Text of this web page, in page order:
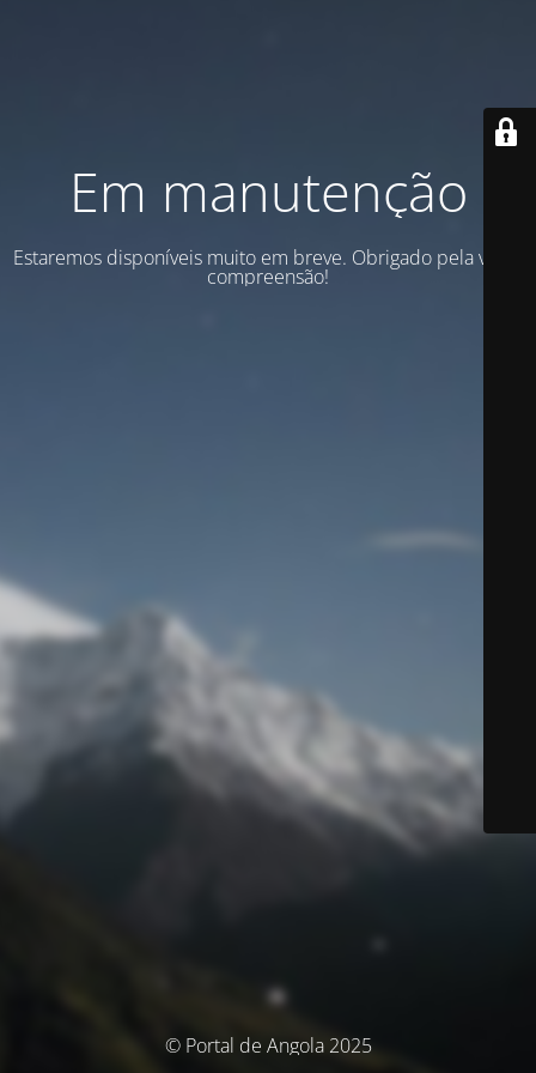
Em manutenção
Estaremos disponíveis muito em breve. Obrigado pela vossa
compreensão!
© Portal de Angola 2025